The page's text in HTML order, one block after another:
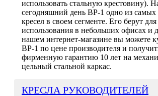
использовать стальную крестовину).
сегодняшний день BP-1 одно из
кресел в своем сегменте. Его берут для
использования в небольших офисах и
нашем интернет-магазине вы можете
BP-1 по цене производителя и
фирменную гарантию 10 лет на
цельный стальной каркас.
КРЕСЛА РУКОВОДИТЕЛЕЙ